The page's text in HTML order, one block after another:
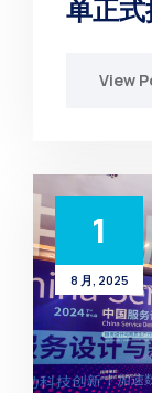
单正式
View
1
8 月, 2025